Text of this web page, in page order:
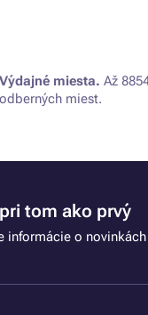
Výdajné miesta. Až
odberných miest.
tom ako prvý
informácie o